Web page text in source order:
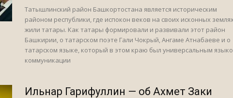
Татышлинский район Башкортостана является историческим
районом республики, где испокон веков на своих исконных
жили татары. Как татары формировали и развивали этот район
Башкирии, о татарском поэте Гали Чокрый, Ангаме Атнабаеве и о
татарском языке, который в этом краю был универсальным
коммуникации
Ильнар Гарифуллин — об Ахмет Заки